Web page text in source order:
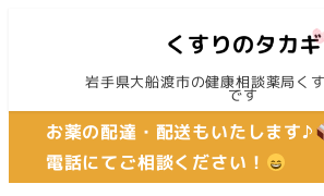
岩手県大船渡市の健康相談薬局く
です
お薬の配達・配送もいたします♪
電話にてご相談ください！